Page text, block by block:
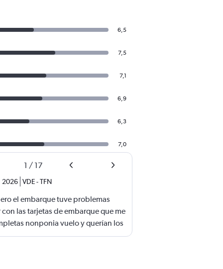
6,5
7,5
7,1
6,9
6,3
7,0
1 / 17
2026 VDE-TFN
el embarque tuve problemas
las tarjetas de embarque que me
nonponia vuelo y querían los
el vuelo.suerte de una